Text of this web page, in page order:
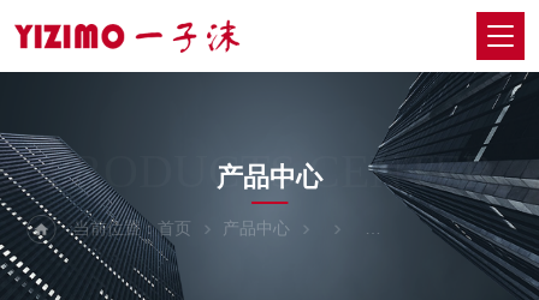
PRODUCTS CENTER
产品中心
当前位置：首页 产品中心 日本EYELA东京理化